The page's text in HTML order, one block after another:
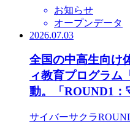
お知らせ
オープンデータ
2026.07.03
全国の中高生向け
ィ教育プログラム
動。「ROUND1：
サイバーサクラ